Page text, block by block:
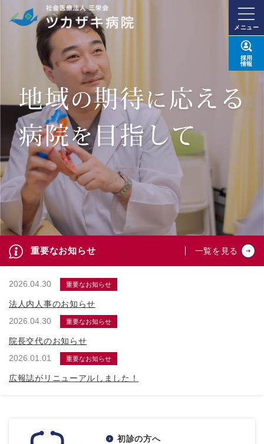
メニュー
採用
情報
重要なお知らせ 一覧を見る
2026.04.30 重要なお知らせ
法人内人事のお知らせ
2026.04.30
重要なお知らせ
院長交代のお知らせ
2026.01.01
重要なお知らせ
広報誌がリニューアルしました！
初診の方へ